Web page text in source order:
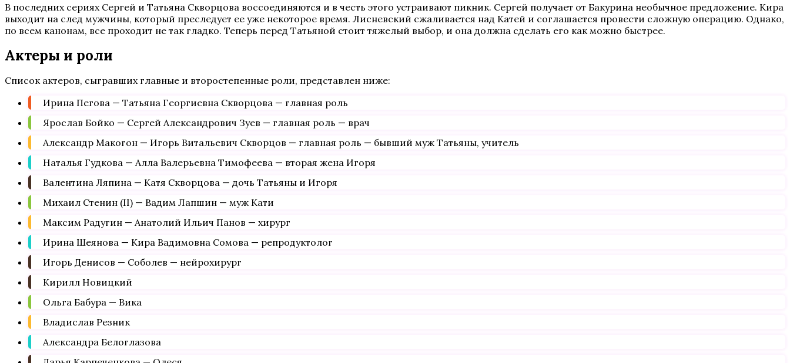
В последних сериях Сергей и Татьяна Скворцова воссоединяются и в честь этого устраивают пикник. Сергей получает от Бакурина необычное предложение. Кира
выходит на след мужчины, который преследует ее уже некоторое время. Лисневский сжаливается над Катей и соглашается провести сложную операцию. Однако,
по всем канонам, все проходит не так гладко. Теперь перед Татьяной стоит тяжелый выбор, и она должна сделать его как можно быстрее.
Актеры и роли
Список актеров, сыгравших главные и второстепенные роли, представлен ниже:
Ирина Пегова — Татьяна Георгиевна Скворцова — главная роль
Ярослав Бойко — Сергей Александрович Зуев — главная роль — врач
Александр Макогон — Игорь Витальевич Скворцов — главная роль — бывший муж Татьяны, учитель
Наталья Гудкова — Алла Валерьевна Тимофеева — вторая жена Игоря
Валентина Ляпина — Катя Скворцова — дочь Татьяны и Игоря
Михаил Стенин (II) — Вадим Лапшин — муж Кати
Максим Радугин — Анатолий Ильич Панов — хирург
Ирина Шеянова — Кира Вадимовна Сомова — репродуктолог
Игорь Денисов — Соболев — нейрохирург
Кирилл Новицкий
Ольга Бабура — Вика
Владислав Резник
Александра Белоглазова